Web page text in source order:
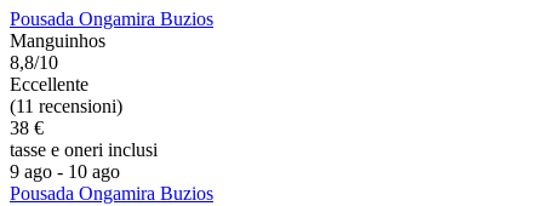
Pousada Ongamira Buzios
Manguinhos
8,8/10
Eccellente
(11 recensioni)
38 €
tasse e oneri inclusi
9 ago - 10 ago
Pousada Ongamira Buzios